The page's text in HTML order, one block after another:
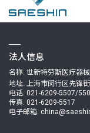
法人信息
名称. 世新特劳斯医疗器
地址. 上海市闵行区先锋
电话. 021-6209-5507/
传真. 021-6209-5517
电子邮箱.